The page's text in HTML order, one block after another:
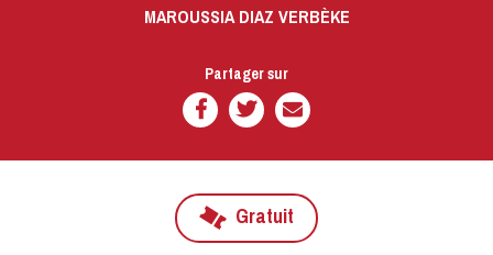
MAROUSSIA DIAZ VERBÈKE
Partager sur
Gratuit